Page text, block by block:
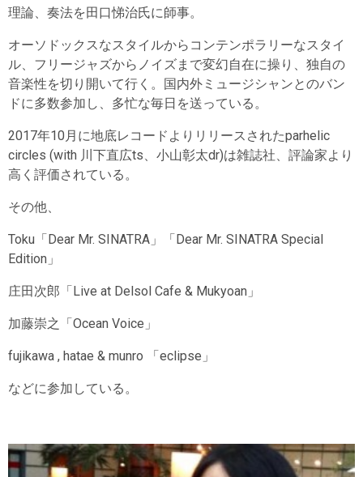
理論、奏法を田口悌治氏に師事。
オーソドックスなスタイルからコンテンポラリーなスタイ
ル、フリージャズからノイズまで変幻自在に操り、独自の
音楽性を切り開いて行く。国内外ミュージシャンとのバン
ドに多数参加し、多忙な毎日を送っている。
2017年10月に地底レコードよりリリースされたparhelic
circles (with 川下直広ts、小山彰太dr)は雑誌社、評論家より
高く評価されている。
その他、
Toku「Dear Mr. SINATRA」「Dear Mr. SINATRA Special
Edition」
庄田次郎「Live at Delsol Cafe & Mukyoan」
加藤崇之「Ocean Voice」
fujikawa , hatae & munro 「eclipse」
などに参加している。